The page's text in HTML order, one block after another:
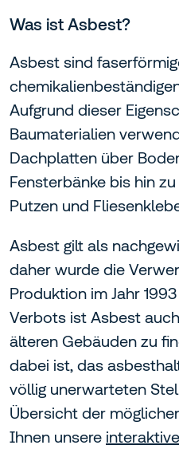
Was ist Asbest?
Asbest sind
Aufgrund dieser
Baumaterialien
Dachplatten über
Fensterbänke bis hin
Putzen und
Asbest gilt als
daher wurde die
Produktion im Jahr
Verbots ist Asbest
älteren Gebäuden zu
dabei ist, das
völlig unerwarteten
Übersicht der
Ihnen unsere